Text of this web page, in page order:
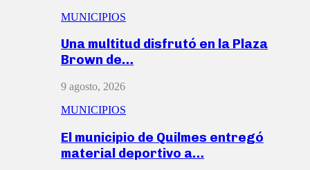
MUNICIPIOS
Una multitud disfrutó en la Plaza
Brown de…
9 agosto, 2026
MUNICIPIOS
El municipio de Quilmes entregó
material deportivo a…